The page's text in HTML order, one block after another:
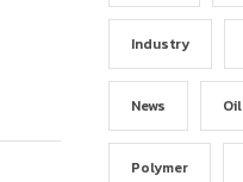
Industry
News Oil
Polymer